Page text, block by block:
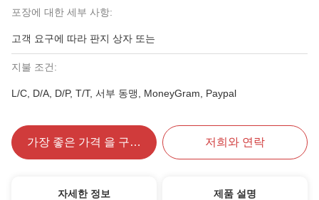
포장에 대한 세부 사항:
고객 요구에 따라 판지 상자 또는
지불 조건:
L/C, D/A, D/P, T/T, 서부 동맹, MoneyGram, Paypal
가장 좋은 가격 을 구하라 저희와 연락
자세한 정보 제품 설명